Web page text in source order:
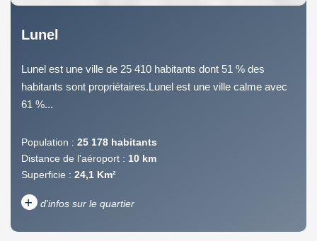
Lunel
Lunel est une ville de 25 410 habitants dont 51 % des
habitants sont propriétaires.Lunel est une ville calme avec
61 %...
Population : 25 178 habitants
Distance de l'aéroport : 10 km
Superficie : 24,1 Km²
+ d'infos sur le quartier